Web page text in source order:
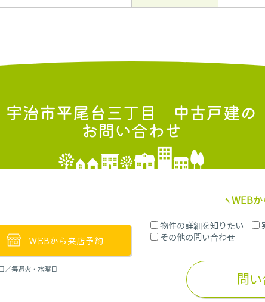
宇治市平尾台三丁目 中古戸建の
お問い合わせ
WEBから来店予約
毎週火・水曜日
WEBか
物件の詳細を知りたい
その他の問い合わせ